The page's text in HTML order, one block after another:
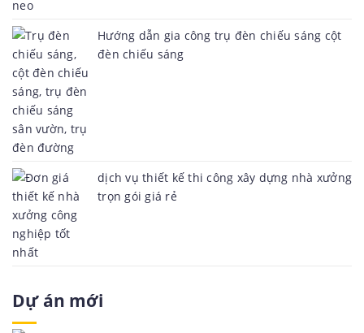
Hướng dẫn gia công trụ đèn chiếu sáng cột
đèn chiếu sáng
dịch vụ thiết kế thi công xây dựng nhà xưởng
trọn gói giá rẻ
Dự án mới